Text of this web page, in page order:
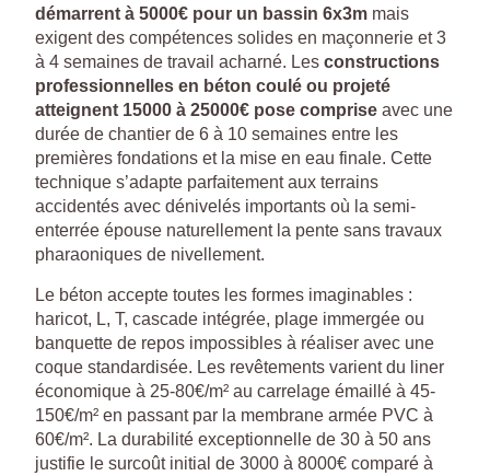
démarrent à 5000€ pour un bassin 6x3m mais
exigent des compétences solides en maçonnerie et 3
à 4 semaines de travail acharné. Les constructions
professionnelles en béton coulé ou projeté
atteignent 15000 à 25000€ pose comprise avec une
durée de chantier de 6 à 10 semaines entre les
premières fondations et la mise en eau finale. Cette
technique s’adapte parfaitement aux terrains
accidentés avec dénivelés importants où la semi-
enterrée épouse naturellement la pente sans travaux
pharaoniques de nivellement.
Le béton accepte toutes les formes imaginables :
haricot, L, T, cascade intégrée, plage immergée ou
banquette de repos impossibles à réaliser avec une
coque standardisée. Les revêtements varient du liner
économique à 25-80€/m² au carrelage émaillé à 45-
150€/m² en passant par la membrane armée PVC à
60€/m². La durabilité exceptionnelle de 30 à 50 ans
justifie le surcoût initial de 3000 à 8000€ comparé à